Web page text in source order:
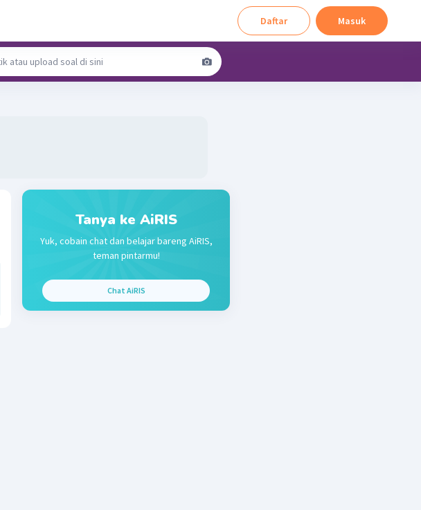
Daftar Masuk
Tanya ke AiRIS
Yuk, cobain chat dan belajar bareng AiRIS,
teman pintarmu!
Chat AiRIS